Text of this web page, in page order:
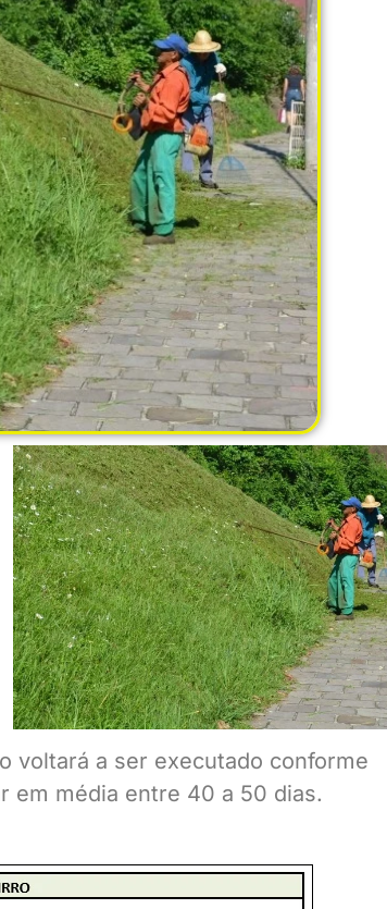
voltará a ser executado conforme
em média entre 40 a 50 dias.